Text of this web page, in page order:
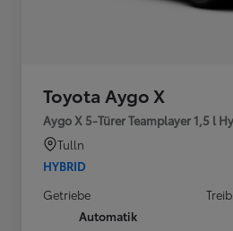
Toyota Aygo X
Aygo X 5-Türer Teamplayer 1,5 l
Tulln
HYBRID
Getriebe
Automatik